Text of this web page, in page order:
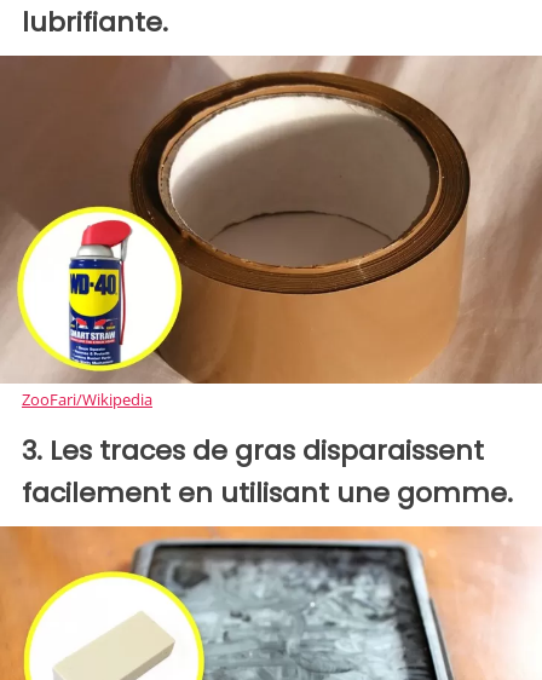
lubrifiante.
ZooFari/Wikipedia
3. Les traces de gras disparaissent
facilement en utilisant une gomme.